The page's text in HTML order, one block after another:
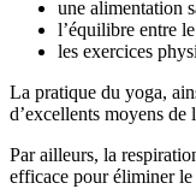
une alimentation
l’équilibre entre
les exercices
La pratique du yoga,
d’excellents moyens de
Par ailleurs, la
efficace pour éliminer